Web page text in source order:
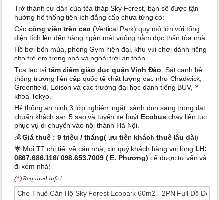
Trở thành cư dân của tòa tháp Sky Forest, bạn sẽ được tận
hưởng hệ thống tiện ích đẳng cấp chưa từng có:
Cáccông viên trên cao (Vertical Park) quy mô lớn với tổng
diện tích lên đến hàng ngàn mét vuông nằm dọc thân tòa nhà.
Hồ bơi bốn mùa, phòng Gym hiện đại, khu vui chơi dành riêng
cho trẻ em trong nhà và ngoài trời an toàn.
Tọa lạc tạitâm điểm giáo dục quận Vịnh Đảo: Sát cạnh hệ
thống trường liên cấp quốc tế chất lượng cao như Chadwick,
Greenfield, Edison và các trường đại học danh tiếng BUV, Y
khoa Tokyo.
Hệ thống an ninh 3 lớp nghiêm ngặt, sảnh đón sang trọng đạt
chuẩn khách sạn 5 sao và tuyến xe buýt Ecobus chạy liên tục
phục vụ di chuyển vào nội thành Hà Nội.
💰Giá thuê : 9 triệu / tháng( ưu tiên khách thuê lâu dài)
🌟 Mọi TT chi tiết về căn nhà, xin quý khách hàng vui lòng LH:
0867.686.116/ 098.653.7009 ( E. Phương) để được tư vấn và
đi xem nhà!
(*) Required info!